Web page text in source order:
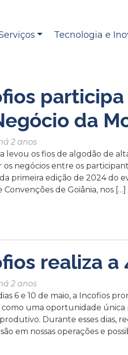
Tecnologia e
da
2 anos
levou os fios de algodão de
os negócios entre os
primeira edição de 2024 do
de Goiânia, nos […]
realiza a
2 anos
6 e 10 de maio, a Incofios
como uma oportunidade única
Durante esses dias,
em nossas operações e